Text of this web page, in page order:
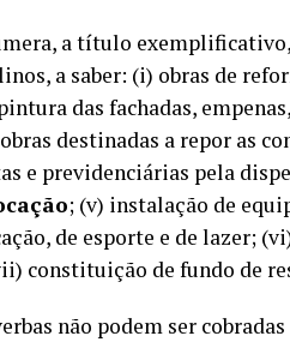
a título exemplificativo,
a saber: (i) obras de
das fachadas,
destinadas a repor as
e previdenciárias pela
; (v) instalação de
de esporte e de lazer;
constituição de fundo de
não podem ser